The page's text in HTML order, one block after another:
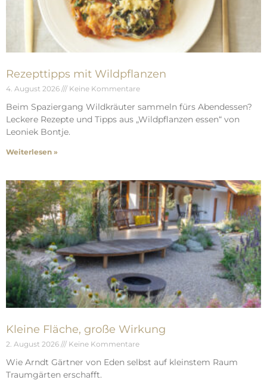
Rezepttipps mit Wildpflanzen
4. August 2026 Keine Kommentare
Beim Spaziergang Wildkräuter sammeln fürs Abendessen?
Leckere Rezepte und Tipps aus „Wildpflanzen essen“ von
Leoniek Bontje.
Weiterlesen »
Kleine Fläche, große Wirkung
2. August 2026 Keine Kommentare
Wie Arndt Gärtner von Eden selbst auf kleinstem Raum
Traumgärten erschafft.